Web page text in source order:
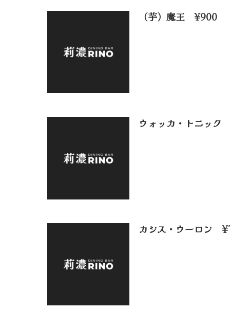
（芋）魔王 ¥900
ウォッカ・トニッ
カシス・ウーロン